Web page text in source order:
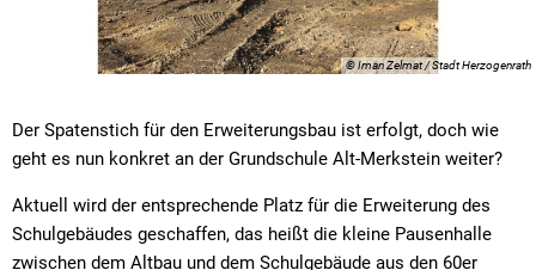
© Iman Zelmat / Stadt Herzogenrath
Der Spatenstich für den Erweiterungsbau ist erfolgt, doch wie
geht es nun konkret an der Grundschule Alt-Merkstein weiter?
Aktuell wird der entsprechende Platz für die Erweiterung des
Schulgebäudes geschaffen, das heißt die kleine Pausenhalle
zwischen dem Altbau und dem Schulgebäude aus den 60er